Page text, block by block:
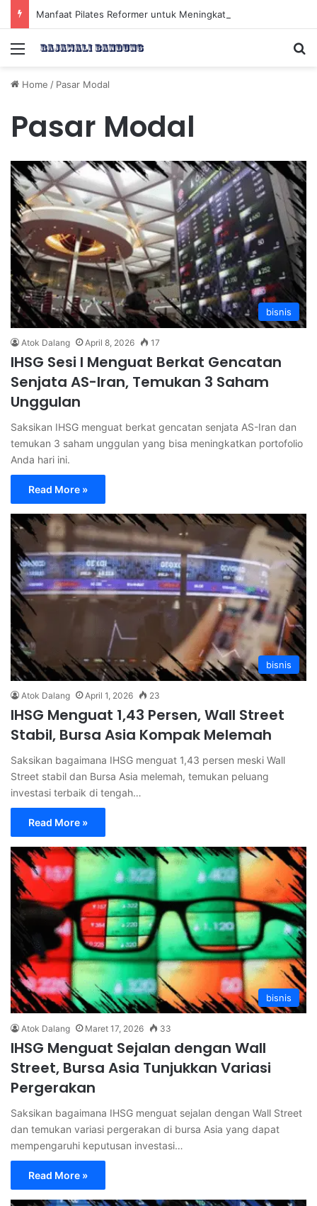
Menu
Home / Pasar Modal
Pasar Modal
bisnis
Atok Dalang April 8, 2026 17
IHSG Sesi I Menguat Berkat Gencatan
Senjata AS-Iran, Temukan 3 Saham
Unggulan
Saksikan IHSG menguat berkat gencatan senjata AS-Iran dan
temukan 3 saham unggulan yang bisa meningkatkan portofolio
Anda hari ini.
Read More »
bisnis
Atok Dalang April 1, 2026 23
IHSG Menguat 1,43 Persen, Wall Street
Stabil, Bursa Asia Kompak Melemah
Saksikan bagaimana IHSG menguat 1,43 persen meski Wall
Street stabil dan Bursa Asia melemah, temukan peluang
investasi terbaik di tengah…
Read More »
bisnis
Atok Dalang Maret 17, 2026 33
IHSG Menguat Sejalan dengan Wall
Street, Bursa Asia Tunjukkan Variasi
Pergerakan
Saksikan bagaimana IHSG menguat sejalan dengan Wall Street
dan temukan variasi pergerakan di bursa Asia yang dapat
mempengaruhi keputusan investasi…
Read More »